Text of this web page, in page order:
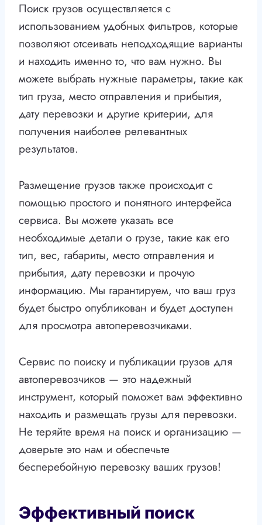
Поиск грузов осуществляется с
использованием удобных фильтров, которые
позволяют отсеивать неподходящие варианты
и находить именно то, что вам нужно. Вы
можете выбрать нужные параметры, такие как
тип груза, место отправления и прибытия,
дату перевозки и другие критерии, для
получения наиболее релевантных
результатов.
Размещение грузов также происходит с
помощью простого и понятного интерфейса
сервиса. Вы можете указать все
необходимые детали о грузе, такие как его
тип, вес, габариты, место отправления и
прибытия, дату перевозки и прочую
информацию. Мы гарантируем, что ваш груз
будет быстро опубликован и будет доступен
для просмотра автоперевозчиками.
Сервис по поиску и публикации грузов для
автоперевозчиков — это надежный
инструмент, который поможет вам эффективно
находить и размещать грузы для перевозки.
Не теряйте время на поиск и организацию —
доверьте это нам и обеспечьте
бесперебойную перевозку ваших грузов!
Эффективный поиск